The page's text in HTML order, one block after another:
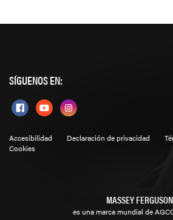
SÍGUENOS EN:
Accesibilidad Declaración de privacidad
Cookies
MASSEY
es una marca mundial de